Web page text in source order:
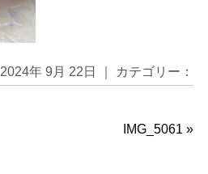
2024年 9月 22日 ｜ カテゴリー：
IMG_5061 »